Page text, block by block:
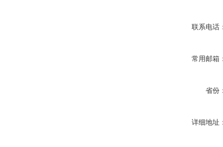
联系电话
常用邮箱
省份
详细地址